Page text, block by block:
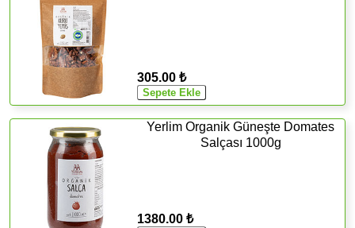
305.00 ₺
Yerlim Organik Güneşte Domates
Salçası 1000g
1380.00 ₺